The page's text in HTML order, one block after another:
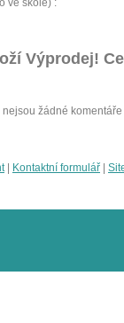
ve škole) :
Výprodej!
žádné komentáře
| Kontaktní formulář |